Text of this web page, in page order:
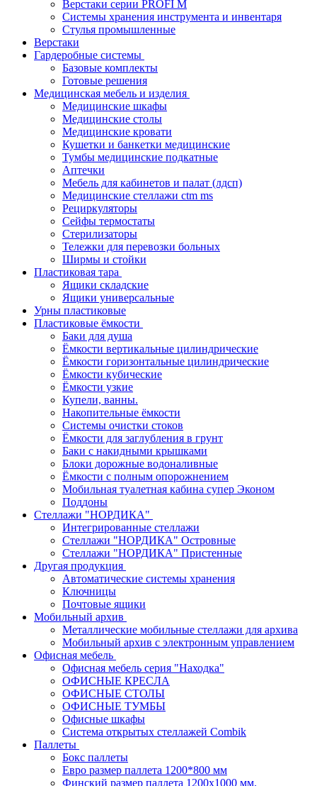
Верстаки серии PROFI M
Системы хранения инструмента и инвентаря
Стулья промышленные
Верстаки
Гардеробные системы
Базовые комплекты
Готовые решения
Медицинская мебель и изделия
Медицинские шкафы
Медицинские столы
Медицинские кровати
Кушетки и банкетки медицинские
Тумбы медицинские подкатные
Аптечки
Мебель для кабинетов и палат (лдсп)
Медицинские стеллажи ctm ms
Рециркуляторы
Сейфы термостаты
Стерилизаторы
Тележки для перевозки больных
Ширмы и стойки
Пластиковая тара
Ящики складские
Ящики универсальные
Урны пластиковые
Пластиковые ёмкости
Баки для душа
Ёмкости вертикальные цилиндрические
Ёмкости горизонтальные цилиндрические
Ёмкости кубические
Ёмкости узкие
Купели, ванны.
Накопительные ёмкости
Системы очистки стоков
Ёмкости для заглубления в грунт
Баки с накидными крышками
Блоки дорожные водоналивные
Ёмкости с полным опорожнением
Мобильная туалетная кабина супер Эконом
Поддоны
Стеллажи "НОРДИКА"
Интегрированные стеллажи
Стеллажи "НОРДИКА" Островные
Стеллажи "НОРДИКА" Пристенные
Другая продукция
Автоматические системы хранения
Ключницы
Почтовые ящики
Мобильный архив
Металлические мобильные стеллажи для архива
Мобильный архив с электронным управлением
Офисная мебель
Офисная мебель серия "Находка"
ОФИСНЫЕ КРЕСЛА
ОФИСНЫЕ СТОЛЫ
ОФИСНЫЕ ТУМБЫ
Офисные шкафы
Система открытых стеллажей Combik
Паллеты
Бокс паллеты
Евро размер паллета 1200*800 мм
Финский размер паллета 1200х1000 мм.